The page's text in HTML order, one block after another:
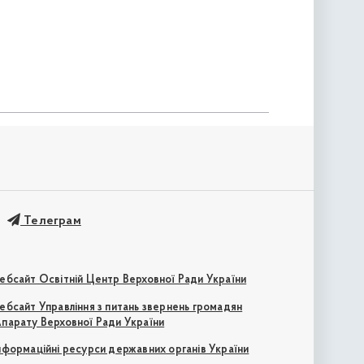
Телеграм
Освітній Центр Верховної Ради України
Управління з питань звернень громадян
Верховної Ради України
ресурси державних органів України